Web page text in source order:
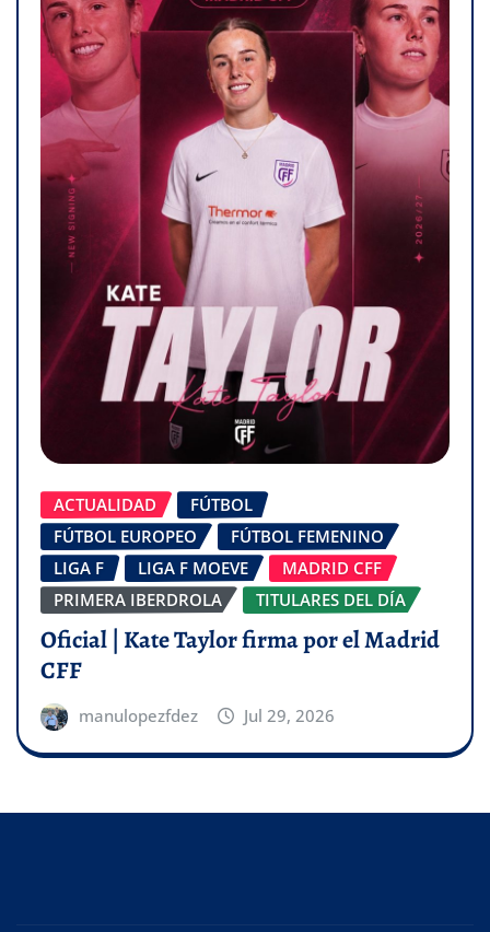
ACTUALIDAD
FÚTBOL
FÚTBOL EUROPEO
FÚTBOL FEMENINO
LIGA F
LIGA F MOEVE
MADRID CFF
PRIMERA IBERDROLA
TITULARES DEL DÍA
Oficial | Kate Taylor firma por el Madrid
CFF
manulopezfdez Jul 29, 2026